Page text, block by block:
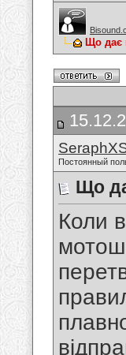
Що дає
Постоянный
Що
Коли